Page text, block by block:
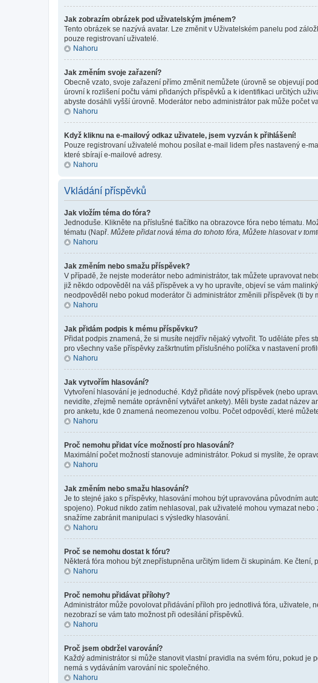
Jak zobrazím obrázek pod uživatelským jménem?
Tento obrázek se nazývá avatar. Lze změnit v Uživatelském panelu pod
pouze registrovaní uživatelé.
Nahoru
Jak změním svoje zařazení?
Obecně vzato, svoje zařazení přímo změnit nemůžete (úrovně se objevují
úrovní k rozlišení počtu vámi přidaných příspěvků a k identifikaci určitých
abyste dosáhli vyšší úrovně. Moderátor nebo administrátor pak může počet
Nahoru
Když kliknu na e-mailový odkaz uživatele, jsem vyzván k přihlášení!
Pouze registrovaní uživatelé mohou posílat e-mail lidem přes nastavený e-
které sbírají e-mailové adresy.
Nahoru
Vkládání příspěvků
Jak vložím téma do fóra?
Jednoduše. Klikněte na příslušné tlačítko na obrazovce fóra nebo tématu.
tématu (Např. Můžete přidat nová téma do tohoto fóra, Můžete hlasovat v
Nahoru
Jak změním nebo smažu příspěvek?
V případě, že nejste moderátor nebo administrátor, tak můžete upravovat
již někdo odpověděl na váš příspěvek a vy ho upravíte, objeví se vám
neodpověděl nebo pokud moderátor či administrátor změnili příspěvek (ti
Nahoru
Jak přidám podpis k mému příspěvku?
Přidat podpis znamená, že si musíte nejdřív nějaký vytvořit. To uděláte přes
pro všechny vaše příspěvky zaškrtnutím příslušného políčka v nastavení
Nahoru
Jak vytvořím hlasování?
Vytvoření hlasování je jednoduché. Když přidáte nový příspěvek (nebo
nevidíte, zřejmě nemáte oprávnění vytvářet ankety). Měli byste zadat název
pro anketu, kde 0 znamená neomezenou volbu. Počet odpovědí, které
Nahoru
Proč nemohu přidat více možností pro hlasování?
Maximální počet možností stanovuje administrátor. Pokud si myslíte, že
Nahoru
Jak změním nebo smažu hlasování?
Je to stejné jako s příspěvky, hlasování mohou být upravována původním
spojeno). Pokud nikdo zatím nehlasoval, pak uživatelé mohou vymazat
snažíme zabránit manipulaci s výsledky hlasování.
Nahoru
Proč se nemohu dostat k fóru?
Některá fóra mohou být znepřístupněna určitým lidem či skupinám. Ke
Nahoru
Proč nemohu přidávat přílohy?
Administrátor může povolovat přidávání příloh pro jednotlivá fóra, uživatele,
nezobrazí se vám tato možnost při odesílání příspěvků.
Nahoru
Proč jsem obdržel varování?
Každý administrátor si může stanovit vlastní pravidla na svém fóru, pokud
nemá s vydáváním varování nic společného.
Nahoru